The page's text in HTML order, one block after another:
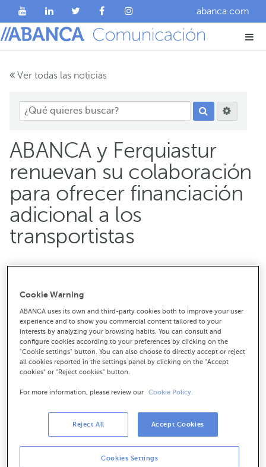
abanca.com
Ver todas las noticias
ABANCA y Ferquiastur
renuevan su colaboración
para ofrecer financiación
adicional a los
transportistas
opciones de crédito, productos propios y convenios
con diversos organismos públicos
Los profesionales de Ferquiastur tendrán la posibilidad
de fraccionar el pago de los seguros de camiones
mediados por ABANCA
Cookie Warning
ABANCA uses its own and third-party cookies both to improve your user
experience and to show you commercial content tailored to your
interests by analyzing your browsing habits. You can consult and
configure cookies according to your preferences by clicking on the
"Cookie settings" button. You can also choose to directly accept or reject
all cookies reported in the settings panel by clicking on the "Accept
cookies" or "Reject cookies" button.
For more information, please review our Cookie Policy.
Cookies Settings
Reject All Accept Cookies